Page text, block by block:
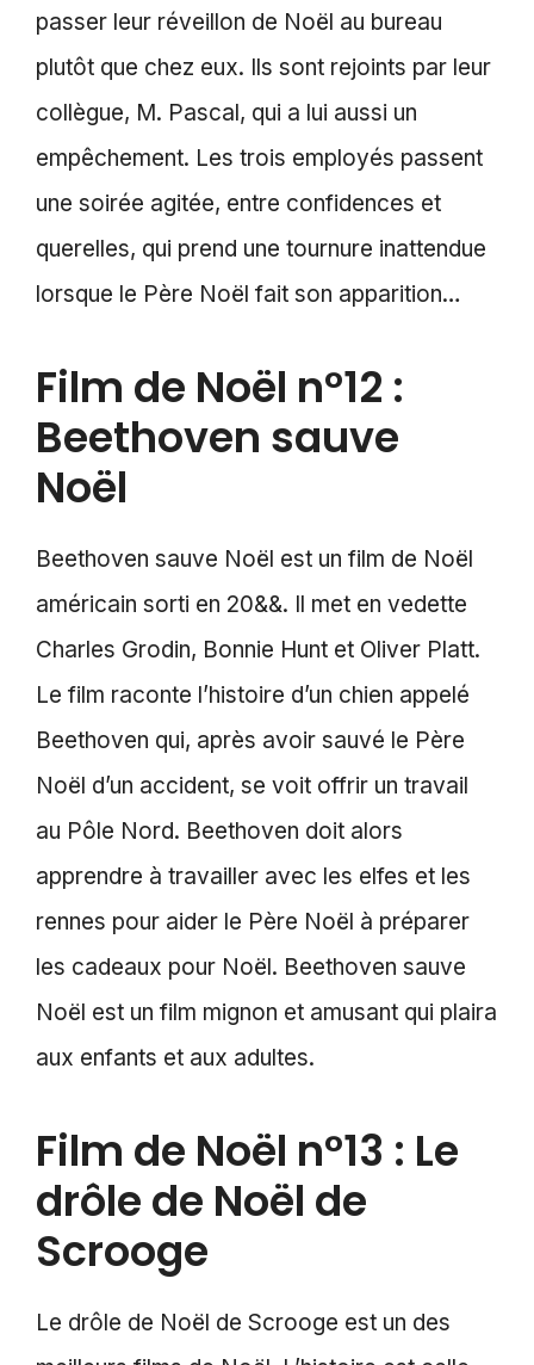
passer leur réveillon de Noël au bureau
plutôt que chez eux. Ils sont rejoints par leur
collègue, M. Pascal, qui a lui aussi un
empêchement. Les trois employés passent
une soirée agitée, entre confidences et
querelles, qui prend une tournure inattendue
lorsque le Père Noël fait son apparition…
Film de Noël n°12 :
Beethoven sauve
Noël
Beethoven sauve Noël est un film de Noël
américain sorti en 20&&. Il met en vedette
Charles Grodin, Bonnie Hunt et Oliver Platt.
Le film raconte l’histoire d’un chien appelé
Beethoven qui, après avoir sauvé le Père
Noël d’un accident, se voit offrir un travail
au Pôle Nord. Beethoven doit alors
apprendre à travailler avec les elfes et les
rennes pour aider le Père Noël à préparer
les cadeaux pour Noël. Beethoven sauve
Noël est un film mignon et amusant qui plaira
aux enfants et aux adultes.
Film de Noël n°13 : Le
drôle de Noël de
Scrooge
Le drôle de Noël de Scrooge est un des